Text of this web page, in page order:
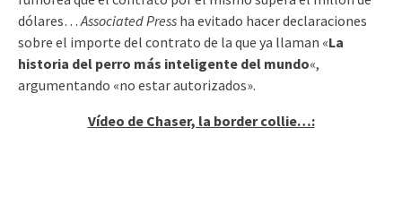
dólares…Associated Press ha evitado hacer declaraciones
sobre el importe del contrato de la que ya llaman «La
historia del perro más inteligente del mundo«,
argumentando «no estar autorizados».
Vídeo de Chaser, la border collie…: